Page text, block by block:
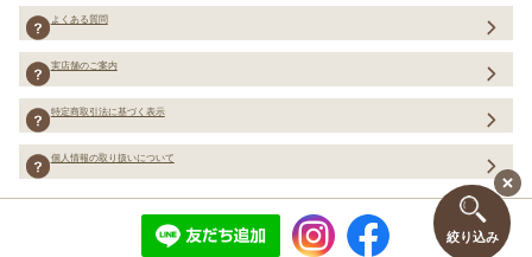
絞り込み
よくある質問
実店舗のご案内
特定商取引法に基づく表示
個人情報の取り扱いについて